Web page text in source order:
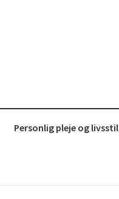
Personlig pleje og livsstil